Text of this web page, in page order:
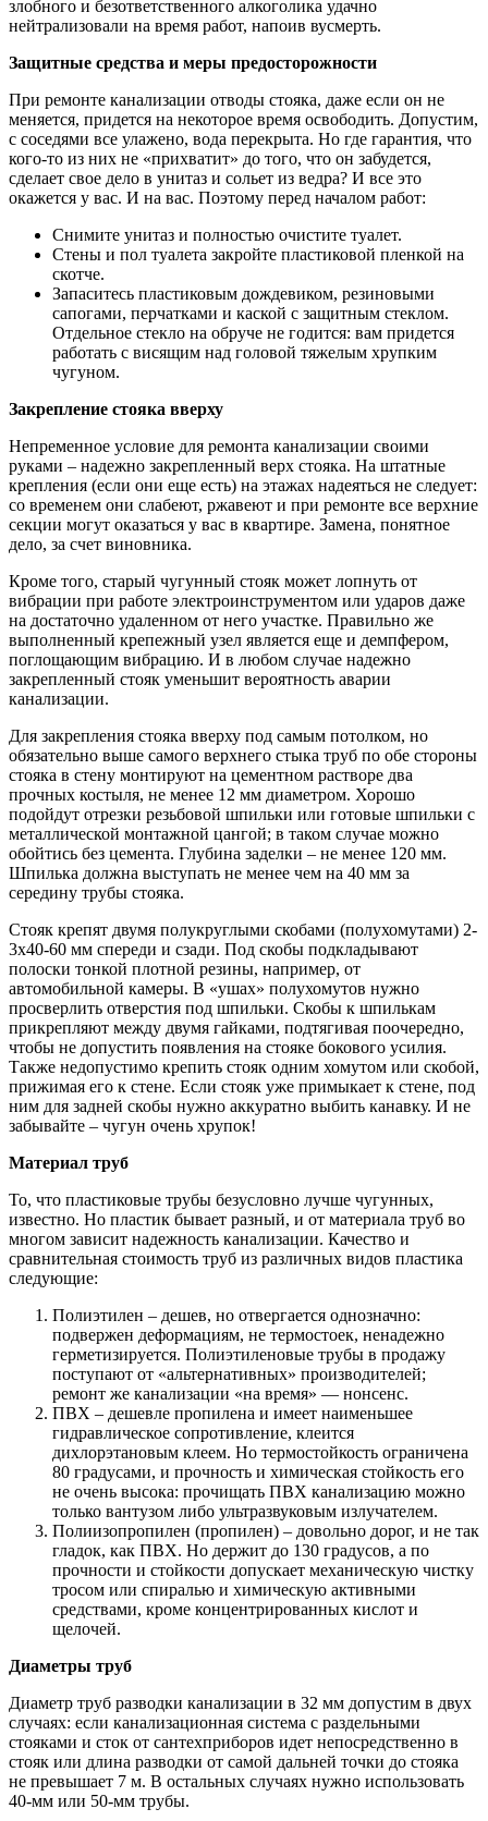
злобного и безответственного алкоголика удачно
нейтрализовали на время работ, напоив вусмерть.
Защитные средства и меры предосторожности
При ремонте канализации отводы стояка, даже если он не
меняется, придется на некоторое время освободить. Допустим,
с соседями все улажено, вода перекрыта. Но где гарантия, что
кого-то из них не «прихватит» до того, что он забудется,
сделает свое дело в унитаз и сольет из ведра? И все это
окажется у вас. И на вас. Поэтому перед началом работ:
Снимите унитаз и полностью очистите туалет.
Стены и пол туалета закройте пластиковой пленкой на
скотче.
Запаситесь пластиковым дождевиком, резиновыми
сапогами, перчатками и каской с защитным стеклом.
Отдельное стекло на обруче не годится: вам придется
работать с висящим над головой тяжелым хрупким
чугуном.
Закрепление стояка вверху
Непременное условие для ремонта канализации своими
руками – надежно закрепленный верх стояка. На штатные
крепления (если они еще есть) на этажах надеяться не следует:
со временем они слабеют, ржавеют и при ремонте все верхние
секции могут оказаться у вас в квартире. Замена, понятное
дело, за счет виновника.
Кроме того, старый чугунный стояк может лопнуть от
вибрации при работе электроинструментом или ударов даже
на достаточно удаленном от него участке. Правильно же
выполненный крепежный узел является еще и демпфером,
поглощающим вибрацию. И в любом случае надежно
закрепленный стояк уменьшит вероятность аварии
канализации.
Для закрепления стояка вверху под самым потолком, но
обязательно выше самого верхнего стыка труб по обе стороны
стояка в стену монтируют на цементном растворе два
прочных костыля, не менее 12 мм диаметром. Хорошо
подойдут отрезки резьбовой шпильки или готовые шпильки с
металлической монтажной цангой; в таком случае можно
обойтись без цемента. Глубина заделки – не менее 120 мм.
Шпилька должна выступать не менее чем на 40 мм за
середину трубы стояка.
Стояк крепят двумя полукруглыми скобами (полухомутами) 2-
3х40-60 мм спереди и сзади. Под скобы подкладывают
полоски тонкой плотной резины, например, от
автомобильной камеры. В «ушах» полухомутов нужно
просверлить отверстия под шпильки. Скобы к шпилькам
прикрепляют между двумя гайками, подтягивая поочередно,
чтобы не допустить появления на стояке бокового усилия.
Также недопустимо крепить стояк одним хомутом или скобой,
прижимая его к стене. Если стояк уже примыкает к стене, под
ним для задней скобы нужно аккуратно выбить канавку. И не
забывайте – чугун очень хрупок!
Материал труб
То, что пластиковые трубы безусловно лучше чугунных,
известно. Но пластик бывает разный, и от материала труб во
многом зависит надежность канализации. Качество и
сравнительная стоимость труб из различных видов пластика
следующие:
Полиэтилен – дешев, но отвергается однозначно:
подвержен деформациям, не термостоек, ненадежно
герметизируется. Полиэтиленовые трубы в продажу
поступают от «альтернативных» производителей;
ремонт же канализации «на время» — нонсенс.
ПВХ – дешевле пропилена и имеет наименьшее
гидравлическое сопротивление, клеится
дихлорэтановым клеем. Но термостойкость ограничена
80 градусами, и прочность и химическая стойкость его
не очень высока: прочищать ПВХ канализацию можно
только вантузом либо ультразвуковым излучателем.
Полиизопропилен (пропилен) – довольно дорог, и не так
гладок, как ПВХ. Но держит до 130 градусов, а по
прочности и стойкости допускает механическую чистку
тросом или спиралью и химическую активными
средствами, кроме концентрированных кислот и
щелочей.
Диаметры труб
Диаметр труб разводки канализации в 32 мм допустим в двух
случаях: если канализационная система с раздельными
стояками и сток от сантехприборов идет непосредственно в
стояк или длина разводки от самой дальней точки до стояка
не превышает 7 м. В остальных случаях нужно использовать
40-мм или 50-мм трубы.